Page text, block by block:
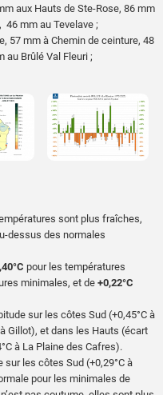
aux Hauts de Ste-Rose, 86 mm
46 mm au Tevelave ;
57 mm à Chemin de ceinture, 48
au Brûlé Val Fleuri ;
Bellevue Bras-Panon, 29 mm à
Chaudron.
Galet, 55 mm à Grand-Coude,
103 mm au Baril, 68 mm à
sont plus fraîches,
dessus des normales
pour les températures
minimales, et de+0,22°C
sur les côtes Sud (+0,45°C à
Gillot), et dans les Hauts (écart
à La Plaine des Cafres).
les côtes Sud (+0,29°C à
pour les minimales de